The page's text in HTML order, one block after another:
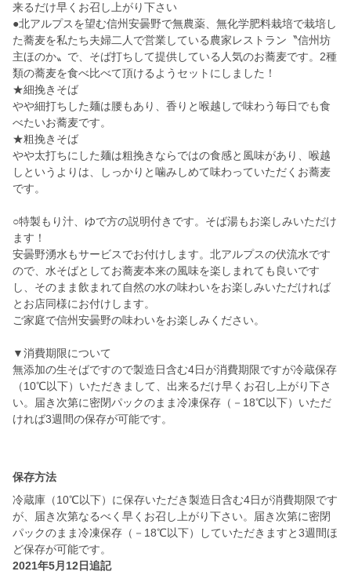
来るだけ早くお召し上がり下さい
●北アルプスを望む信州安曇野で無農薬、無化学肥料栽培で栽培し
た蕎麦を私たち夫婦二人で営業している農家レストラン〝信州坊
主ほのか〟で、そば打ちして提供している人気のお蕎麦です。2種
類の蕎麦を食べ比べて頂けるようセットにしました！
★細挽きそば
やや細打ちした麺は腰もあり、香りと喉越しで味わう毎日でも食
べたいお蕎麦です。
★粗挽きそば
やや太打ちにした麺は粗挽きならではの食感と風味があり、喉越
しというよりは、しっかりと噛みしめて味わっていただくお蕎麦
です。
○特製もり汁、ゆで方の説明付きです。そば湯もお楽しみいただけ
ます！
安曇野湧水もサービスでお付けします。北アルプスの伏流水です
ので、水そばとしてお蕎麦本来の風味を楽しまれても良いです
し、そのまま飲まれて自然の水の味わいをお楽しみいただければ
とお店同様にお付けします。
ご家庭で信州安曇野の味わいをお楽しみください。
▼消費期限について
無添加の生そばですので製造日含む4日が消費期限ですが冷蔵保存
（10℃以下）いただきまして、出来るだけ早くお召し上がり下さ
い。届き次第に密閉パックのまま冷凍保存（－18℃以下）いただ
ければ3週間の保存が可能です。
保存方法
冷蔵庫（10℃以下）に保存いただき製造日含む4日が消費期限です
が、届き次第なるべく早くお召し上がり下さい。届き次第に密閉
パックのまま冷凍保存（－18℃以下）していただきますと3週間ほ
ど保存が可能です。
2021年5月12日追記